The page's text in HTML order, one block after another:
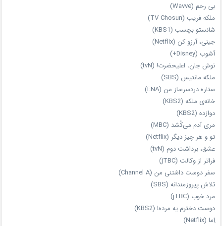
بی‌ رحم (Wavve)
ملکه فریب (TV Chosun)
شانستو بچسب (KBS1)
جینی، آرزو کن (Netflix)
آشوب (Disney+)
نوش جان، اعلیحضرت! (tvN)
ملکه‌ مانتیس (SBS)
ستاره دردسرساز من (ENA)
خانه‌ی ملکه (KBS2)
دوازده (KBS2)
مری آدم می‌کُشد (MBC)
تو و هر چیز دیگر (Netflix)
عشق، برداشت دوم (tvN)
فراتر از وکالت (jTBC)
سفر دوست‌ داشتنی من (Channel A)
تلاش پیروزمندانه (SBS)
مرد خوب (jTBC)
دوست دخترم یه مرده! (KBS2)
اِما (Netflix)